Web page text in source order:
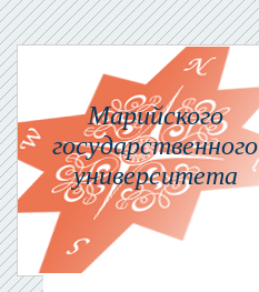
Марийского
государственного
университета